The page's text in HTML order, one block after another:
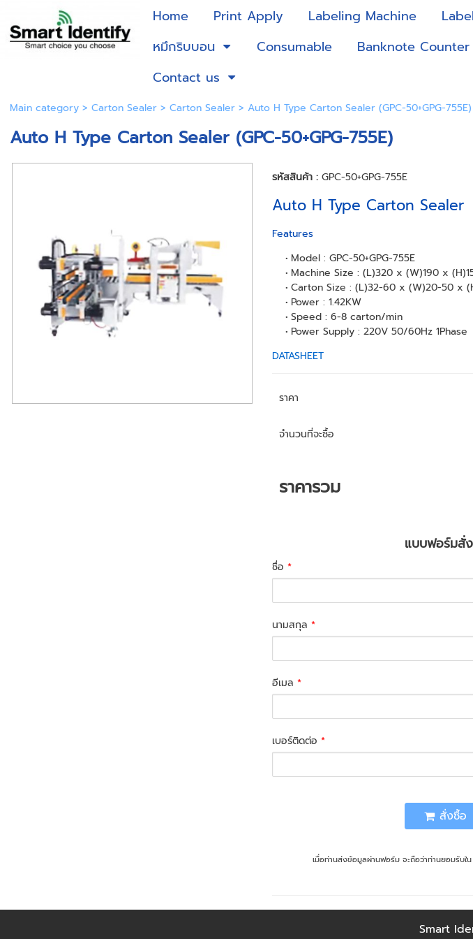
Home Print Apply Labeling Machine
หมึกริบบอน
Consumable Banknote
Contact us
Main category> Carton Sealer> Carton Sealer> Auto H Type Carton Sealer (GPC-50+GPG-755E)
Auto H Type Carton Sealer (GPC-50+GPG-755E)
รหัสสินค้า : GPC-50+GPG-755E
Auto H Type Carton Sealer
Features
Model : GPC-50+GPG-755E
Machine Size : (L)320 x (W)190 x
Carton Size : (L)32-60 x (W)20-50 x
Power : 1.42KW
Speed : 6-8 carton/min
Power Supply : 220V 50/60Hz 1Phase
DATASHEET
ราคา
จำนวนที่จะซื้อ
ราคารวม
แบบฟอร์มสั่
ชื่อ *
นามสกุล *
อีเมล *
เบอร์ติดต่อ *
สั่งซื้อ
เมื่อท่านส่งข้อมูลผ่านฟอร์ม จะถือว่าท่านยอมรับใน
Smart